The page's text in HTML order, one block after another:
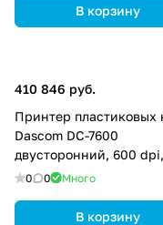
В корзину
410 846 руб.
Принтер пластиковых
Dascom DC-7600
двусторонний, 600
(2.0), Ethernet
0 0 Много
В корзину